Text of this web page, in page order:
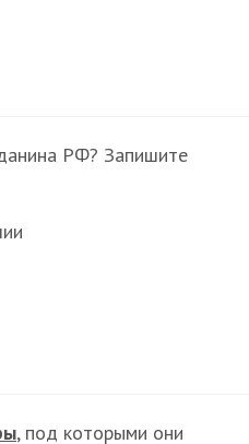
РФ? Запишите
, под которыми они